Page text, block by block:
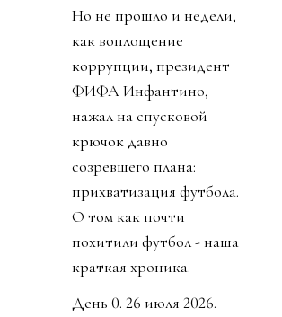
Но не прошло и недели,
как воплощение
коррупции, президент
ФИФА Инфантино,
нажал на спусковой
крючок давно
созревшего плана:
прихватизация футбола.
О том как почти
похитили футбол - наша
краткая хроника.
День 0. 26 июля 2026.